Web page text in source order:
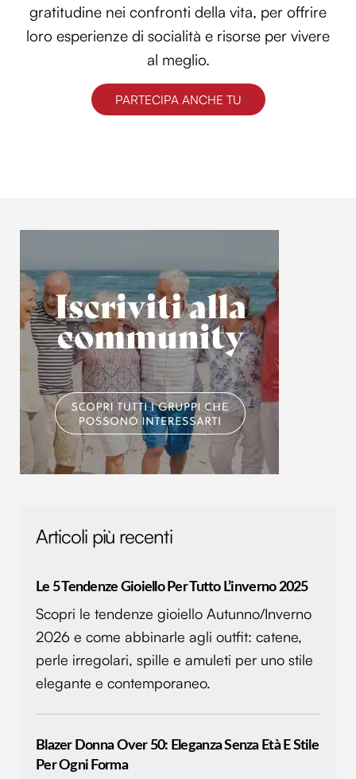
gratitudine nei confronti della vita, per offrire
loro esperienze di socialità e risorse per vivere
al meglio.
PARTECIPA ANCHE TU
Articoli più recenti
Le 5 Tendenze Gioiello Per Tutto L’inverno 2025
Scopri le tendenze gioiello Autunno/Inverno
2026 e come abbinarle agli outfit: catene,
perle irregolari, spille e amuleti per uno stile
elegante e contemporaneo.
Blazer Donna Over 50: Eleganza Senza Età E Stile
Per Ogni Forma